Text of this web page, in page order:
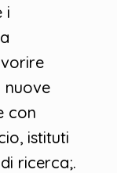
i
nuove
con
istituti
ricerca;.